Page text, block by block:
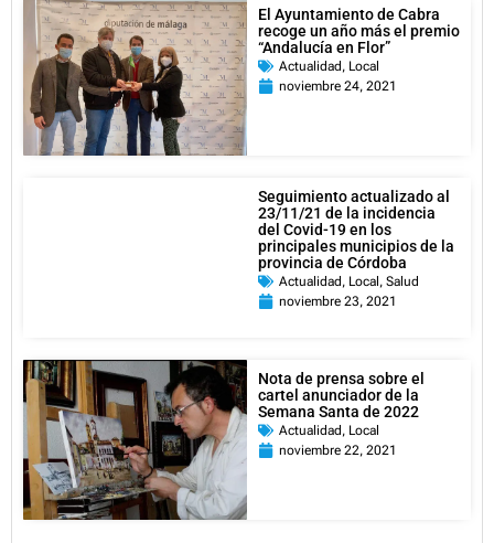
El Ayuntamiento de Cabra
recoge un año más el premio
“Andalucía en Flor”
Actualidad , Local
noviembre 24, 2021
Seguimiento actualizado al
23/11/21 de la incidencia
del Covid-19 en los
principales municipios de la
provincia de Córdoba
Actualidad , Local , Salud
noviembre 23, 2021
Nota de prensa sobre el
cartel anunciador de la
Semana Santa de 2022
Actualidad , Local
noviembre 22, 2021